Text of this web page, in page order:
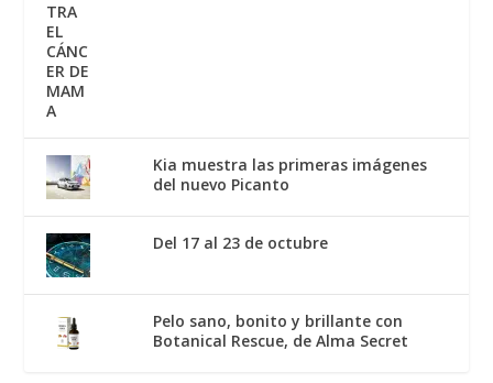
Kia muestra las primeras imágenes
del nuevo Picanto
Del 17 al 23 de octubre
Pelo sano, bonito y brillante con
Botanical Rescue, de Alma Secret